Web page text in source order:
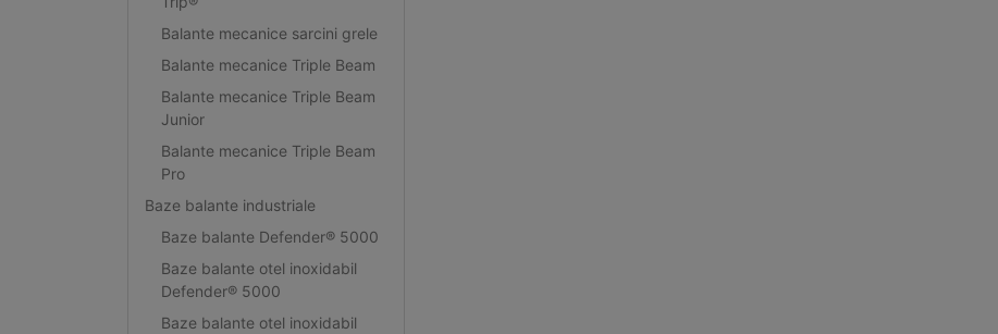
Balante mecanice sarcini grele
Balante mecanice Triple Beam
Balante mecanice Triple Beam
Junior
Balante mecanice Triple Beam
Pro
Baze balante industriale
Baze balante Defender® 5000
Baze balante otel inoxidabil
Defender® 5000
Baze balante otel inoxidabil